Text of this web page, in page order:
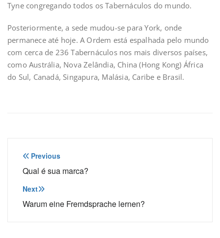
Tyne congregando todos os Tabernáculos do mundo.
Posteriormente, a sede mudou-se para York, onde
permanece até hoje. A Ordem está espalhada pelo mundo
com cerca de 236 Tabernáculos nos mais diversos países,
como Austrália, Nova Zelândia, China (Hong Kong) África
do Sul, Canadá, Singapura, Malásia, Caribe e Brasil.
Navegação
de
Post
Previous
Qual é sua marca?
Next
Warum eine Fremdsprache lernen?